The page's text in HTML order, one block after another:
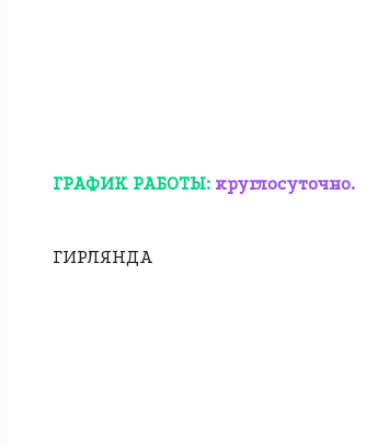
ГРАФИК РАБОТЫ: круглосуточно.
ГИРЛЯНДА